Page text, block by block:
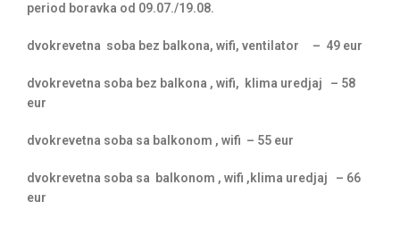
period boravka od 09.07./19.08.
dvokrevetna soba bez balkona, wifi, ventilator – 49 eur
dvokrevetna soba bez balkona , wifi, klima uredjaj – 58
eur
dvokrevetna soba sa balkonom , wifi – 55 eur
dvokrevetna soba sa balkonom , wifi ,klima uredjaj – 66
eur